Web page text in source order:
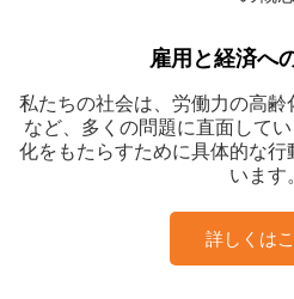
雇用と経済へ
私たちの社会は、労働力の高
など、多くの問題に直面して
化をもたらすために具体的な
います
詳しくは